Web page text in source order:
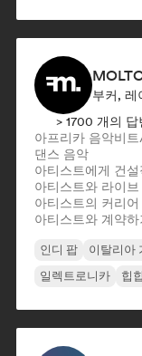
부커, 레
> 1700 개의 답
아프리카 음악비
댄스 음악
아티스트에게 건
아티스트와 라이
아티스트의 커리어
아티스트와 계약
인디 팝 이탈리아
일렉트로니카
힙